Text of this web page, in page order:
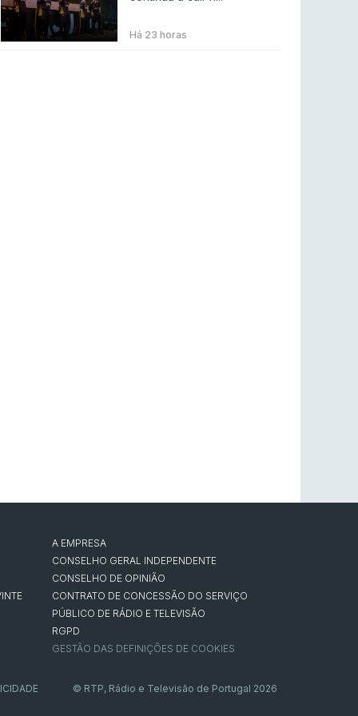
BLAST Bounty S2 na RTP Arena: Regressa o
melhor Counter-Strike
Há 23 horas
A EMPRESA
CONSELHO GERAL INDEPENDENTE
CONSELHO DE OPINIÃO
CONTRATO DE CONCESSÃO DO SERVIÇO
PÚBLICO DE RÁDIO E TELEVISÃO
RGPD
GESTÃO DAS DEFINIÇÕES DE COOKIES
© RTP, Rádio e Televisão de Portugal 2026